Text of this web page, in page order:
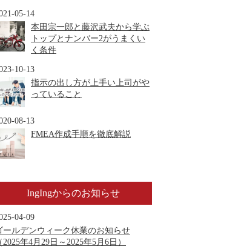
05-14
本田宗一郎と藤沢武夫から学ぶ
トップとナンバー2がうまくい
く条件
10-13
指示の出し方が上手い上司がや
っていること
08-13
FMEA作成手順を徹底解説
IngIngからのお知らせ
04-09
ールデンウィーク休業のお知らせ
2025年4月29日～2025年5月6日）